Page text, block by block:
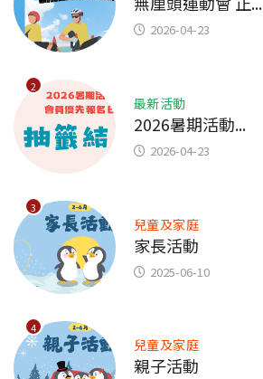
2026-04-23
2
最新活動
2026暑期活動...
2026-04-23
3
兒童及家庭
家長活動
2025-06-10
4
兒童及家庭
親子活動